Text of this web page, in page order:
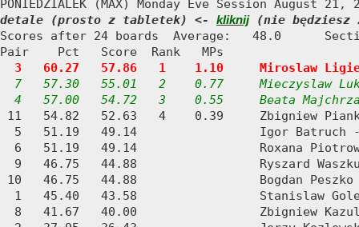
detale (prosto z tabletek) <- kliknij (nie będziesz
Scores after 24 boards  Average:   48.0
Pair    Pct   Score  Rank   MPs
3   60.27   57.86   1    1.10     Miroslaw
7   57.30   55.01   2    0.77     Mieczyslaw
4   57.00   54.72   3    0.55     Beata